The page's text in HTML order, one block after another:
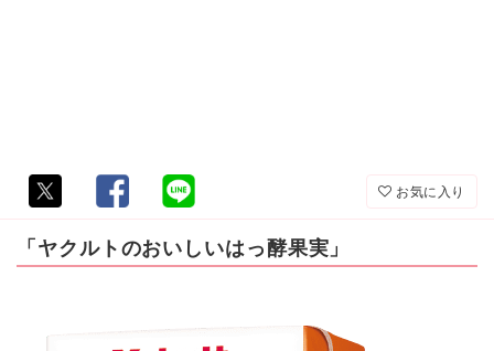
お気に入り
「ヤクルトのおいしいはっ酵果実」